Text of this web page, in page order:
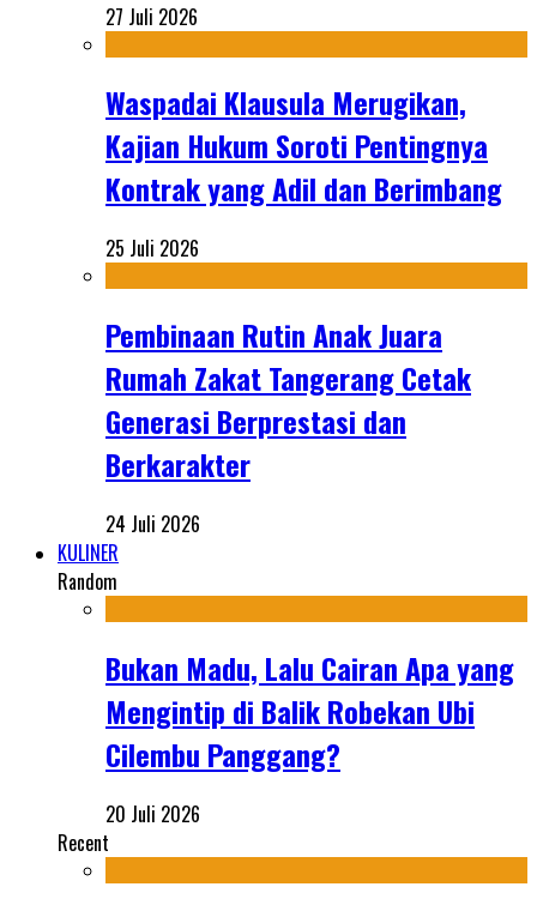
27 Juli 2026
Waspadai Klausula Merugikan,
Kajian Hukum Soroti Pentingnya
Kontrak yang Adil dan Berimbang
25 Juli 2026
Pembinaan Rutin Anak Juara
Rumah Zakat Tangerang Cetak
Generasi Berprestasi dan
Berkarakter
24 Juli 2026
KULINER
Random
Bukan Madu, Lalu Cairan Apa yang
Mengintip di Balik Robekan Ubi
Cilembu Panggang?
20 Juli 2026
Recent